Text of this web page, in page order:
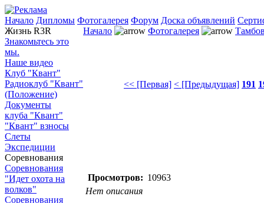
Начало Дипломы Фотогалерея Форум Доска объявлений
Жизнь R3R
Знакомьтесь это
мы.
Наше видео
Клуб "Квант"
Радиоклуб "Квант"
(Положение)
Документы
клуба "Квант"
"Квант" взносы
Слеты
Экспедиции
Соревнования
Соревнования
"Идет охота на
волков"
Соревнования
Начало Фотогалерея
<< [Первая] < [Предыдущая] 191
Просмотров: 10963
Нет описания